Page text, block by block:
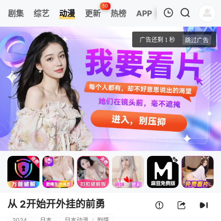
剧集 综艺 动漫 更新
50
热榜 APP
我的观影记录
第01集
从Lv2开始开外挂的前勇者候补过着悠哉异世界生活
清空
从 2开始开外挂的前勇